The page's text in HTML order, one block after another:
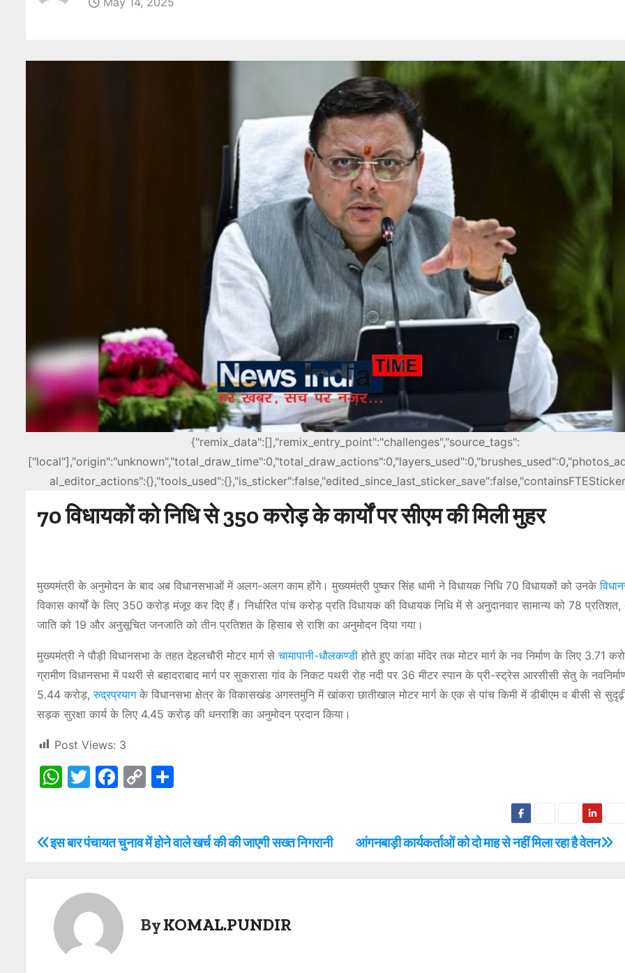
{"remix_data":[],"remix_entry_point":"challenges","source_tags":
70 विधायकों को निधि से 350 करोड़ के कार्यों पर सीएम की मिली मुहर
मुख्यमंत्री के अनुमोदन के बाद अब विधानसभाओं में अलग-अलग काम होंगे। मुख्यमंत्री पुष्कर सिंह धामी ने विधायक निधि 70 विधायकों को उनके
विकास कार्यों के लिए 350 करोड़ मंजूर कर दिए हैं। निर्धारित पांच करोड़ प्रति विधायक की विधायक निधि में से अनुदानवार सामान्य को 78
जाति को 19 और अनुसूचित जनजाति को तीन प्रतिशत के हिसाब से राशि का अनुमोदन दिया गया।
मुख्यमंत्री ने पौड़ी विधानसभा के तहत देहलचौरी मोटर मार्ग सेचामापानी-धौलकण्डी होते हुए कांडा मंदिर तक मोटर मार्ग के नव निर्माण के लिए 3.71
ग्रामीण विधानसभा में पथरी से बहादराबाद मार्ग पर सुकरासा गांव के निकट पथरी रोह नदी पर 36 मीटर स्पान के प्री-स्ट्रेस आरसीसी सेतु के
5.44 करोड़,रुद्रप्रयागके विधानसभा क्षेत्र के विकासखंड अगस्तमुनि में खांकरा छातीखाल मोटर मार्ग के एक से पांच किमी में डीबीएम व बीसी से
सड़क सुरक्षा कार्य के लिए 4.45 करोड़ की धनराशि का अनुमोदन प्रदान किया।
Post Views: 3
W
s
p
p
T
er
F
e
o
k
C
y e
P
आंगनबाड़ी कार्यकर्ताओं को दो माह से नहीं मिला रहा है वेतन
इस बार पंचायत चुनाव में होने वाले खर्च की की जाएगी सख्त निगरानी
ByKOMAL.PUNDIR